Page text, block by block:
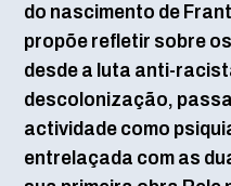
do nascimento de
propõe refletir sobre
desde a luta anti-
descolonização,
actividade como
entrelaçada com as